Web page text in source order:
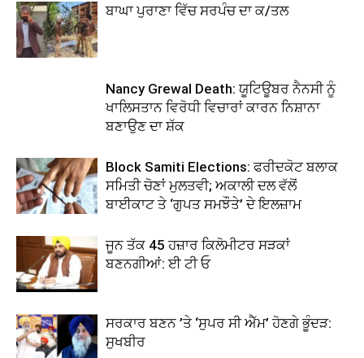
ਬਾਘਾ ਪੁਰਾਣਾ ਵਿੱਚ ਸਰਪੰਚ ਦਾ ਕ/ਤਲ
Nancy Grewal Death: ਯੂਟਿਊਬਰ ਨੈਨਸੀ ਨੂੰ
ਖਾਲਿਸਤਾਨ ਵਿਰੋਧੀ ਵਿਚਾਰਾਂ ਕਾਰਨ ਨਿਸ਼ਾਨਾ
ਬਣਾਉਣ ਦਾ ਸ਼ੱਕ
Block Samiti Elections: ਫਰੀਦਕੋਟ ਬਲਾਕ
ਸਮਿਤੀ ਚੋਣਾਂ ਮੁਲਤਵੀ; ਅਕਾਲੀ ਦਲ ਵੱਲੋਂ
ਬਾਈਕਾਟ ਤੇ ‘ਗੁਪਤ ਸਮਝੌਤੇ’ ਦੇ ਇਲਜ਼ਾਮ
ਜੂਨ ਤੱਕ 45 ਹਜ਼ਾਰ ਕਿਲੋਮੀਟਰ ਸੜਕਾਂ
ਬਣਨਗੀਆਂ: ਈ ਟੀ ਓ
ਸਰਕਾਰ ਬਣਨ ’ਤੇ ‘ਸੁਪਰ ਸੀ ਐੱਮ’ ਹੋਣਗੇ ਭੂੰਦੜ:
ਸੁਖਬੀਰ